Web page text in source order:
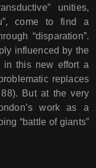
unities,
come to find a
“disparation”.
influenced by the
in this new effort a
replaces
But at the very
work as a
“battle of giants”